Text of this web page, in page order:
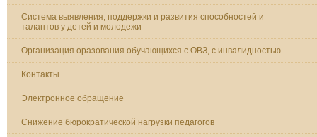
Система выявления, поддержки и развития способностей и
талантов у детей и молодежи
Организация оразования обучающихся с ОВЗ, с инвалидностью
Контакты
Электронное обращение
Снижение бюрократической нагрузки педагогов